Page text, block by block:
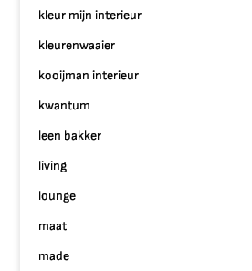
kleur mijn interieur
kleurenwaaier
kooijman interieur
kwantum
leen bakker
living
lounge
maat
made